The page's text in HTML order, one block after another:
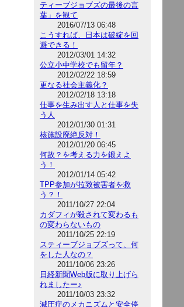
ティーブジョブズの最後の言
葉」を観て
2016/07/13 06:48
こうすれば、日本は破綻を回
避できる！
2012/03/01 14:32
公立小中学校でも留年？
2012/02/22 18:59
更なる社会主義化？
2012/02/18 13:18
仕事を生み出す人と仕事を失
う人
2012/01/30 01:31
核施設廃絶反対！
2012/01/20 06:45
何故？を考える力を鍛えよ
う！
2012/01/14 05:42
TPP参加が拉致被害者を救
う？！
2011/10/27 22:04
カダフィが殺されて変わるも
の変わらないもの
2011/10/25 22:19
スティーブジョブズって、何
をした人なの？
2011/10/06 23:26
日経新聞Web版に取り上げら
れましたー♪
2011/10/03 23:32
減圧症のメカニズムと安全停